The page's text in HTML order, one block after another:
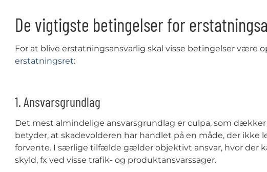
De vigtigste betingelser for
For at blive erstatningsansvarlig skal visse betingelser være
erstatningsret:
1. Ansvarsgrundlag
Det mest almindelige ansvarsgrundlag er culpa, som
betyder, at skadevolderen har handlet på en måde, der ikke
forvente. I særlige tilfælde gælder objektivt ansvar, hvor der
skyld, fx ved visse trafik- og produktansvarssager.